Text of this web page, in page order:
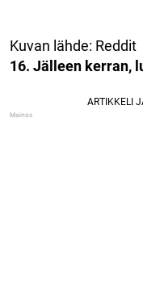
Kuvan lähde: Reddit
16. Jälleen kerran,